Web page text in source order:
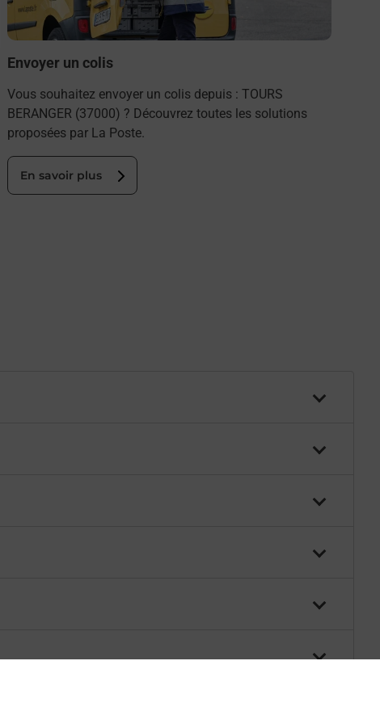
Envoyer un colis
Vous souhaitez envoyer un colis depuis : TOURS
BERANGER (37000) ? Découvrez toutes les solutions
proposées par La Poste.
En savoir plus